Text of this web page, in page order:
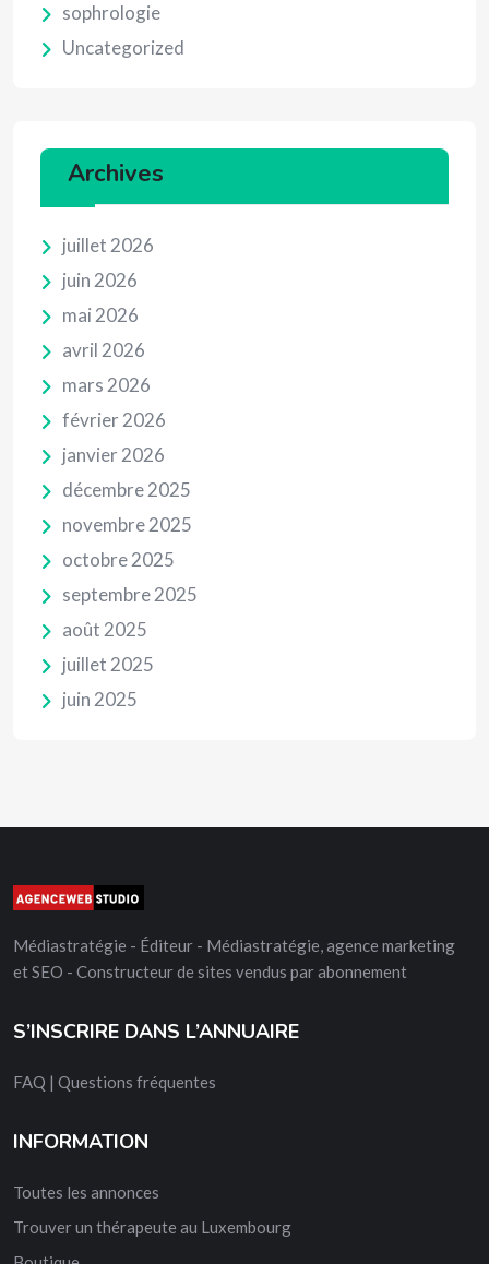
sophrologie
Uncategorized
Archives
juillet 2026
juin 2026
mai 2026
avril 2026
mars 2026
février 2026
janvier 2026
décembre 2025
novembre 2025
octobre 2025
septembre 2025
août 2025
juillet 2025
juin 2025
Médiastratégie - Éditeur - Médiastratégie, agence marketing
et SEO - Constructeur de sites vendus par abonnement
S’INSCRIRE DANS L’ANNUAIRE
FAQ | Questions fréquentes
INFORMATION
Toutes les annonces
Trouver un thérapeute au Luxembourg